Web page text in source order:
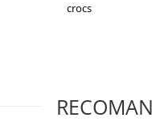
crocs